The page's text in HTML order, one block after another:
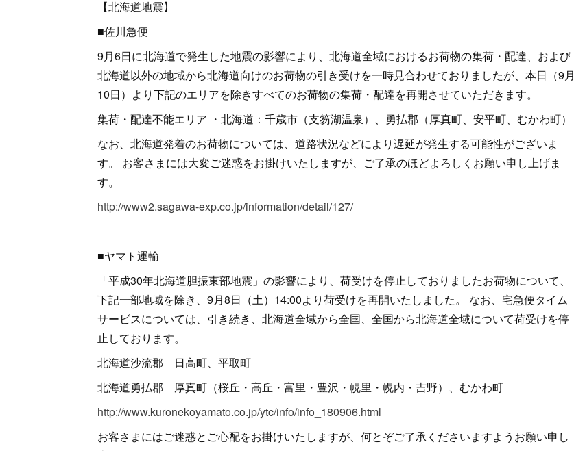
【北海道地震】
■佐川急便
9月6日に北海道で発生した地震の影響により、北海道全域におけるお荷物の集荷・配達、および
北海道以外の地域から北海道向けのお荷物の引き受けを一時見合わせておりましたが、本日（9月
10日）より下記のエリアを除きすべてのお荷物の集荷・配達を再開させていただきます。
集荷・配達不能エリア ・北海道：千歳市（支笏湖温泉）、勇払郡（厚真町、安平町、むかわ町）
なお、北海道発着のお荷物については、道路状況などにより遅延が発生する可能性がございま
す。 お客さまには大変ご迷惑をお掛けいたしますが、ご了承のほどよろしくお願い申し上げま
す。
http://www2.sagawa-exp.co.jp/information/detail/127/
■ヤマト運輸
「平成30年北海道胆振東部地震」の影響により、荷受けを停止しておりましたお荷物について、
下記一部地域を除き、9月8日（土）14:00より荷受けを再開いたしました。 なお、宅急便タイム
サービスについては、引き続き、北海道全域から全国、全国から北海道全域について荷受けを停
止しております。
北海道沙流郡 日高町、平取町
北海道勇払郡 厚真町（桜丘・高丘・富里・豊沢・幌里・幌内・吉野）、むかわ町
http://www.kuronekoyamato.co.jp/ytc/info/info_180906.html
お客さまにはご迷惑とご心配をお掛けいたしますが、何とぞご了承くださいますようお願い申し